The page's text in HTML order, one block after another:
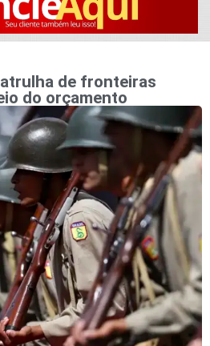
de fronteiras
do orçamento